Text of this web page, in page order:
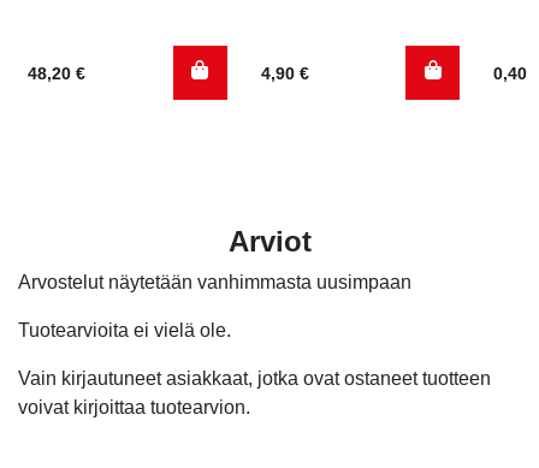
48,20 € 4,90 € 0,40
Arviot
Arvostelut näytetään vanhimmasta uusimpaan
Tuotearvioita ei vielä ole.
Vain kirjautuneet asiakkaat, jotka ovat ostaneet tuotteen
voivat kirjoittaa tuotearvion.